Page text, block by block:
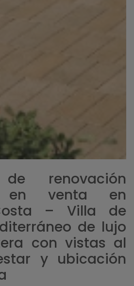
de renovación
en venta en
– Villa de
de lujo
con vistas al
y ubicación